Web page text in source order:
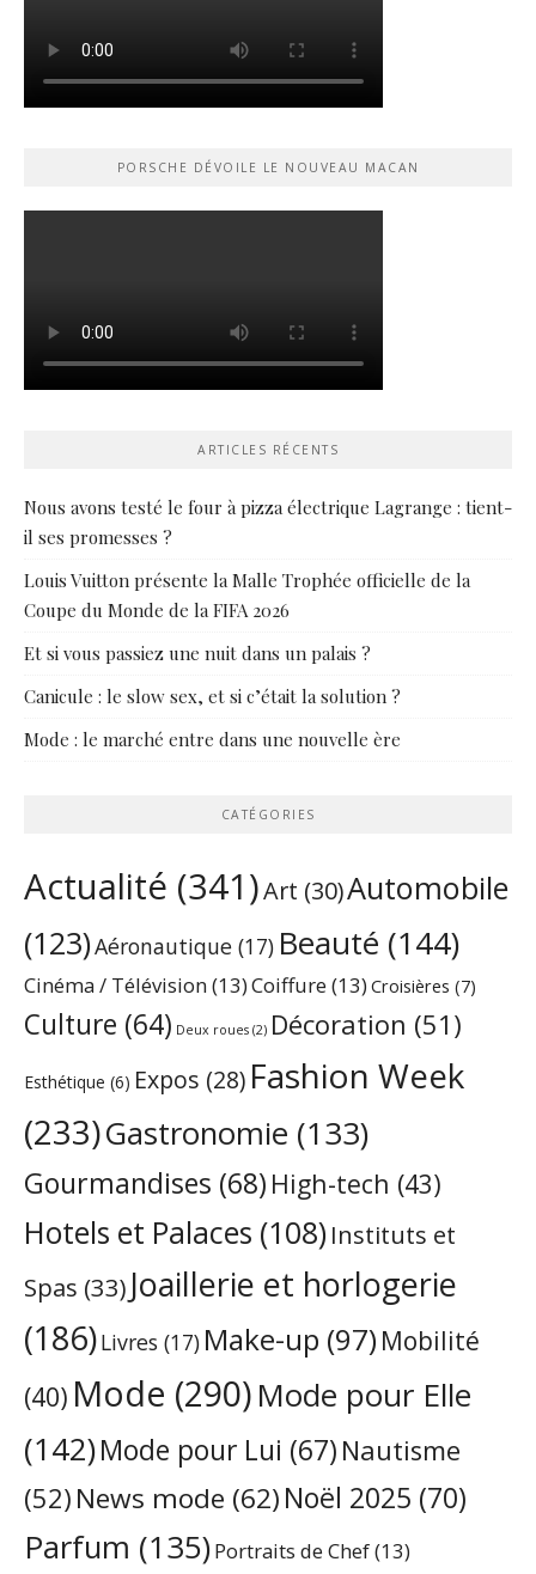
PORSCHE DÉVOILE LE NOUVEAU MACAN
ARTICLES RÉCENTS
Nous avons testé le four à pizza électrique Lagrange : tient-
il ses promesses ?
Louis Vuitton présente la Malle Trophée officielle de la
Coupe du Monde de la FIFA 2026
Et si vous passiez une nuit dans un palais ?
Canicule : le slow sex, et si c’était la solution ?
Mode : le marché entre dans une nouvelle ère
CATÉGORIES
Actualité (341)Art (30)Automobile
(123)Aéronautique (17) Beauté (144)
Cinéma / Télévision(13)Coiffure(13) Croisières (7)
Culture (64) Deux roues (2) Décoration (51)
Esthétique (6) Expos (28) Fashion Week
(233)Gastronomie (133)
Gourmandises (68) High-tech (43)
Hotels et Palaces (108) Instituts et
Spas (33) Joaillerie et horlogerie
(186)Livres (17) Make-up (97) Mobilité
(40) Mode (290)Mode pour Elle
(142)Mode pour Lui (67) Nautisme
(52) News mode (62)Noël 2025 (70)
Parfum (135)Portraits de Chef(13)